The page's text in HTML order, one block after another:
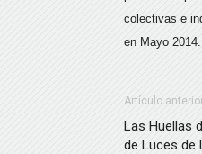
colectivas e
en Mayo 2014.
Artículo
Las Huellas
de Luces de